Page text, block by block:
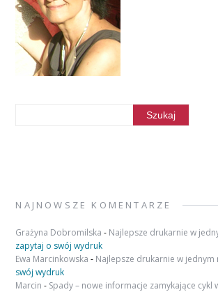
NAJNOWSZE KOMENTARZE
Grażyna Dobromilska - Najlepsze drukarnie w
zapytaj o swój wydruk
Ewa Marcinkowska - Najlepsze drukarnie w jednym
swój wydruk
Marcin - Spady – nowe informacje zamykające cykl